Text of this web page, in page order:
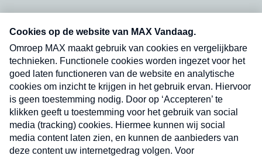
nieuwsbrief. Elke vrijdag- en dinsdagochtend in
uw mailbox.
Verzend